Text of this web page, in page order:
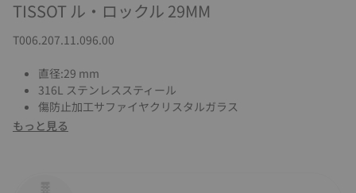
TISSOT ル・ロックル 29MM
T006.207.11.096.00
直径:29 mm
316L ステンレススティール
傷防止加工サファイヤクリスタルガラス
もっと見る